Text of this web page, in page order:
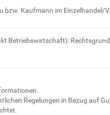
bzw. Kaufmann im Einzelhandel/
Betriebswirtschaft):
Regelungen in Bezug auf